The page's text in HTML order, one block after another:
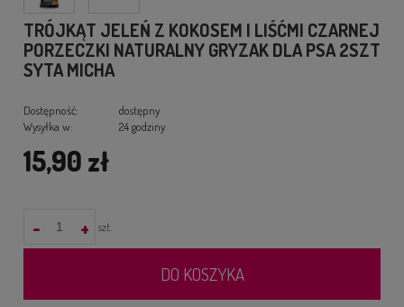
TRÓJKĄT JELEŃ Z KOKOSEM I LIŚĆMI CZARNEJ
PORZECZKI NATURALNY GRYZAK DLA PSA 2SZT
SYTA MICHA
Dostępność:
dostępny
Wysyłka w:
24 godziny
15,90 zł
+
- szt.
DO KOSZYKA